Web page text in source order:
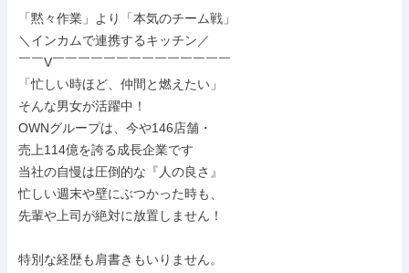
「黙々作業」より「本気のチーム戦」
＼インカムで連携するキッチン／
￣￣V￣￣￣￣￣￣￣￣￣￣￣￣￣￣
「忙しい時ほど、仲間と燃えたい」
そんな男女が活躍中！
OWNグループは、今や146店舗・
売上114億を誇る成長企業です
当社の自慢は圧倒的な『人の良さ』
忙しい週末や壁にぶつかった時も、
先輩や上司が絶対に放置しません！
特別な経歴も肩書きもいりません。